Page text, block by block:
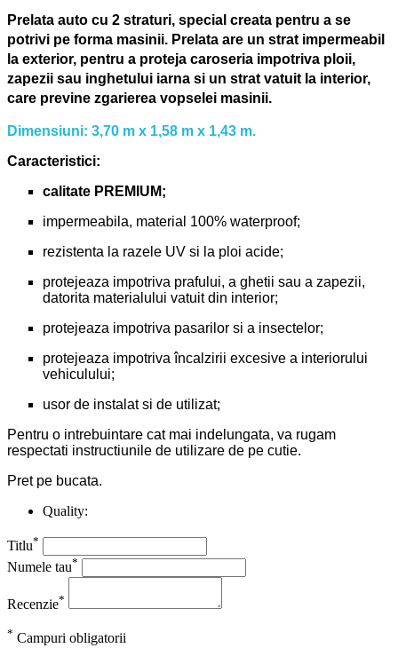
Prelata auto cu 2 straturi, special creata pentru a se
potrivi pe forma masinii. Prelata are un strat impermeabil
la exterior, pentru a proteja caroseria impotriva ploii,
zapezii sau inghetului iarna si un strat vatuit la interior,
care previne zgarierea vopselei masinii.
Dimensiuni: 3,70 m x 1,58 m x 1,43 m.
Caracteristici:
calitate PREMIUM;
impermeabila, material 100% waterproof;
rezistenta la razele UV si la ploi acide;
protejeaza impotriva prafului, a ghetii sau a zapezii,
datorita materialului vatuit din interior;
protejeaza impotriva pasarilor si a insectelor;
protejeaza impotriva încalzirii excesive a interiorului
vehiculului;
usor de instalat si de utilizat;
Pentru o intrebuintare cat mai indelungata, va rugam
respectati instructiunile de utilizare de pe cutie.
Pret pe bucata.
Quality:
Titlu*
Numele tau*
Recenzie*
* Campuri obligatorii